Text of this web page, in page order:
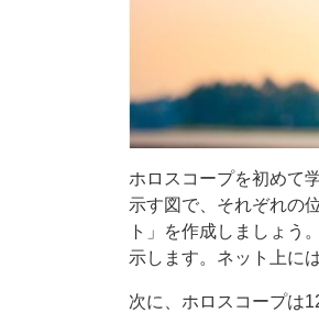
ホロスコープを初めて
示す図で、それぞれの
ト」を作成しましょう
示します。ネット上に
次に、ホロスコープは